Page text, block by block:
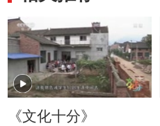
《文化十分》